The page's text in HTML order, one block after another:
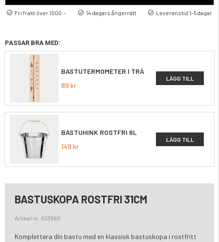
Fri frakt över 1000:- 14 dagars ångerrätt Leveranstid 1-5dagar
PASSAR BRA MED:
BASTUTERMOMETER I TRÄ
89 kr
LÄGG TILL
BASTUHINK ROSTFRI 6L
149 kr
LÄGG TILL
BASTUSKOPA ROSTFRI 31CM
Artikel nr. 633960
Komplettera din bastu med en klassisk bastuskopa i rostfritt